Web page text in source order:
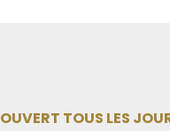
OUVERT TOUS LES